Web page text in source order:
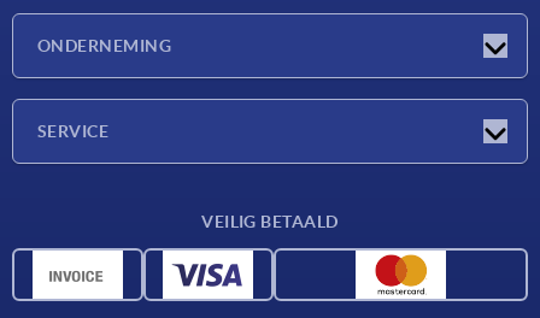
ONDERNEMING
SERVICE
CAD-gegevens
VEILIG BETAALD